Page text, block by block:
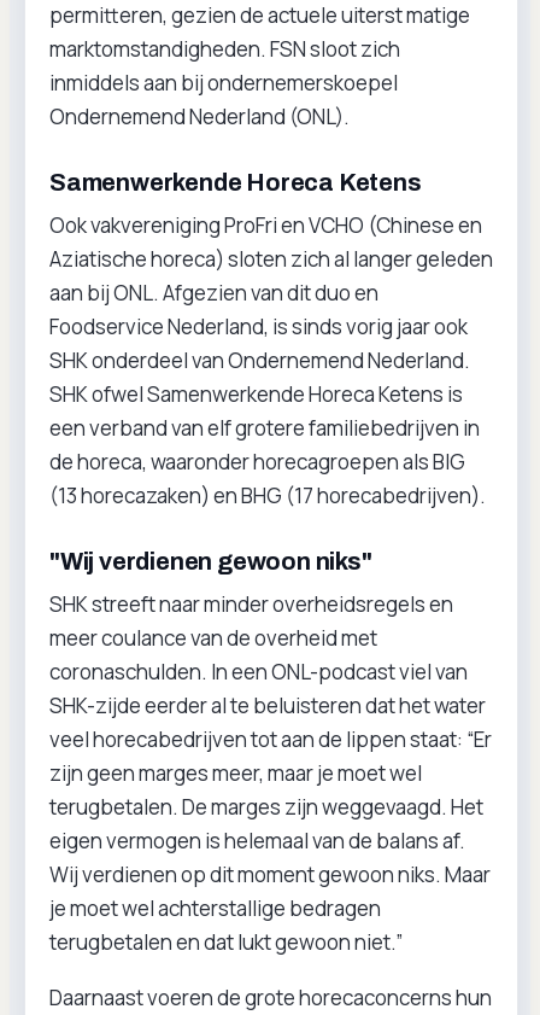
permitteren, gezien de actuele uiterst matige
marktomstandigheden. FSN sloot zich
inmiddels aan bij ondernemerskoepel
Ondernemend Nederland (ONL).
Samenwerkende Horeca Ketens
Ook vakvereniging ProFri en VCHO (Chinese en
Aziatische horeca) sloten zich al langer geleden
aan bij ONL. Afgezien van dit duo en
Foodservice Nederland, is sinds vorig jaar ook
SHK onderdeel van Ondernemend Nederland.
SHK ofwel Samenwerkende Horeca Ketens is
een verband van elf grotere familiebedrijven in
de horeca, waaronder horecagroepen als BIG
(13 horecazaken) en BHG (17 horecabedrijven).
"Wij verdienen gewoon niks"
SHK streeft naar minder overheidsregels en
meer coulance van de overheid met
coronaschulden. In een ONL-podcast viel van
SHK-zijde eerder al te beluisteren dat het water
veel horecabedrijven tot aan de lippen staat: “Er
zijn geen marges meer, maar je moet wel
terugbetalen. De marges zijn weggevaagd. Het
eigen vermogen is helemaal van de balans af.
Wij verdienen op dit moment gewoon niks. Maar
je moet wel achterstallige bedragen
terugbetalen en dat lukt gewoon niet.”
Daarnaast voeren de grote horecaconcerns hun